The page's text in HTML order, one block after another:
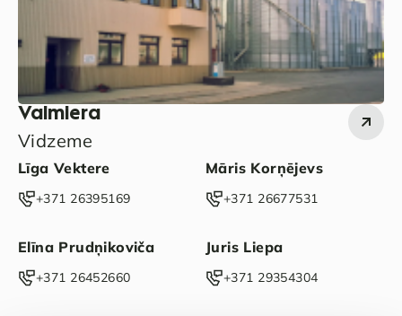
Valmiera
Vidzeme
Līga Vektere
‭+371 26395169‬
Māris Korņējevs
‭+371 26677531‬
Elīna Prudņikoviča
+371 26452660‬
Juris Liepa
‭+371 29354304‬